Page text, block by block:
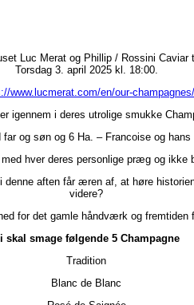
Luc Merat og Phillip / Rossini Caviar
Torsdag 3. april 2025 kl. 18:00.
www.lucmerat.com/en/our-champagnes/
igennem i deres utrolige smukke
og søn og 6 Ha. – Francoise og
hver deres personlige præg og ikke
aften får æren af, at høre
videre?
for det gamle håndværk og fremtiden
skal smage følgende 5 Champagne
Tradition
Blanc de Blanc